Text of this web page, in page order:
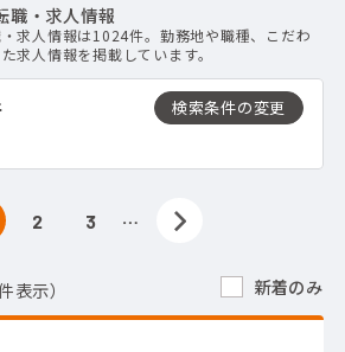
職・求人情報
求人情報は1024件。勤務地や職種、こだわ
求人情報を掲載しています。
表示） 新着のみ
2 3 …